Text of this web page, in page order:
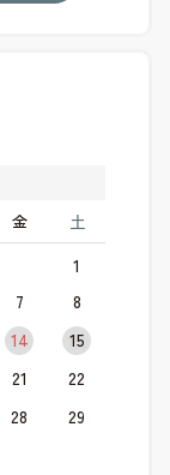
金 土
1
7
8
14
15
21
22
28
29